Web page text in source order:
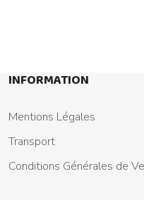
INFORMATION
Mentions Légales
Transport
Conditions Générales de